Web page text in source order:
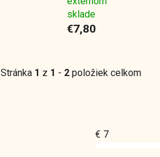
sklade
€7,80
Stránka 1 z 1 - 2 položiek celkom
€ 7